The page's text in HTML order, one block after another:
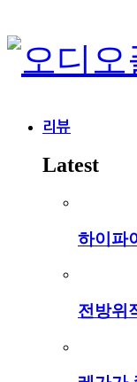
리뷰
Latest
하이파
전방위